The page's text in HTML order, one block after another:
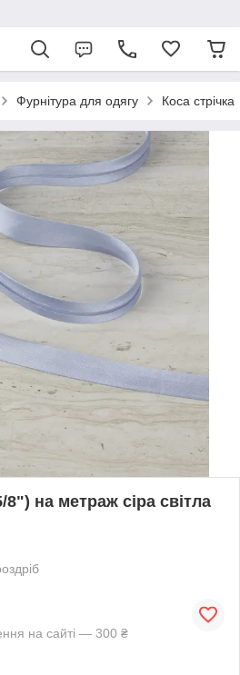
Фурнітура для одягу Коса стрічка
на метраж сіра світла
на сайті — 300 ₴